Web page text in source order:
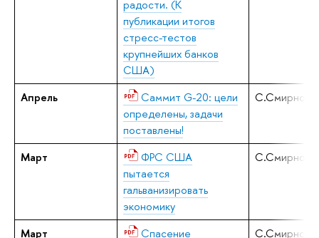
радости. (К
публикации итогов
стресс-тестов
крупнейших банков
США)
Апрель
Саммит G-20: цели
определены, задачи
поставлены!
С.Смирнов
Март
ФРС США
пытается
гальванизировать
экономику
С.Смирнов
Март
Спасение
С.Смирнов